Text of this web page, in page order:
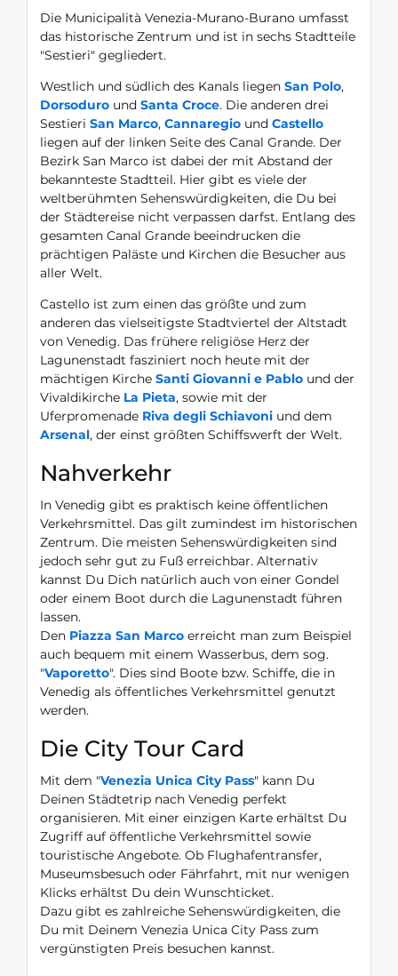
Die Municipalità Venezia-Murano-Burano umfasst
das historische Zentrum und ist in sechs Stadtteile
"Sestieri" gegliedert.
Westlich und südlich des Kanals liegen San Polo,
Dorsoduro und Santa Croce. Die anderen drei
Sestieri San Marco, Cannaregio und Castello
liegen auf der linken Seite des Canal Grande. Der
Bezirk San Marco ist dabei der mit Abstand der
bekannteste Stadtteil. Hier gibt es viele der
weltberühmten Sehenswürdigkeiten, die Du bei
der Städtereise nicht verpassen darfst. Entlang des
gesamten Canal Grande beeindrucken die
prächtigen Paläste und Kirchen die Besucher aus
aller Welt.
Castello ist zum einen das größte und zum
anderen das vielseitigste Stadtviertel der Altstadt
von Venedig. Das frühere religiöse Herz der
Lagunenstadt fasziniert noch heute mit der
mächtigen Kirche Santi Giovanni e Pablo und der
Vivaldikirche La Pieta, sowie mit der
Uferpromenade Riva degli Schiavoni und dem
Arsenal, der einst größten Schiffswerft der Welt.
Nahverkehr
In Venedig gibt es praktisch keine öffentlichen
Verkehrsmittel. Das gilt zumindest im historischen
Zentrum. Die meisten Sehenswürdigkeiten sind
jedoch sehr gut zu Fuß erreichbar. Alternativ
kannst Du Dich natürlich auch von einer Gondel
oder einem Boot durch die Lagunenstadt führen
lassen.
Den Piazza San Marco erreicht man zum Beispiel
auch bequem mit einem Wasserbus, dem sog.
"Vaporetto". Dies sind Boote bzw. Schiffe, die in
Venedig als öffentliches Verkehrsmittel genutzt
werden.
Die City Tour Card
Mit dem "Venezia Unica City Pass" kann Du
Deinen Städtetrip nach Venedig perfekt
organisieren. Mit einer einzigen Karte erhältst Du
Zugriff auf öffentliche Verkehrsmittel sowie
touristische Angebote. Ob Flughafentransfer,
Museumsbesuch oder Fährfahrt, mit nur wenigen
Klicks erhältst Du dein Wunschticket.
Dazu gibt es zahlreiche Sehenswürdigkeiten, die
Du mit Deinem Venezia Unica City Pass zum
vergünstigten Preis besuchen kannst.